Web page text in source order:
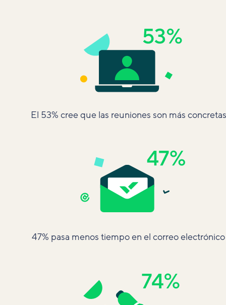
El 53% cree que las reuniones son más concretas
47% pasa menos tiempo en el correo electrónico